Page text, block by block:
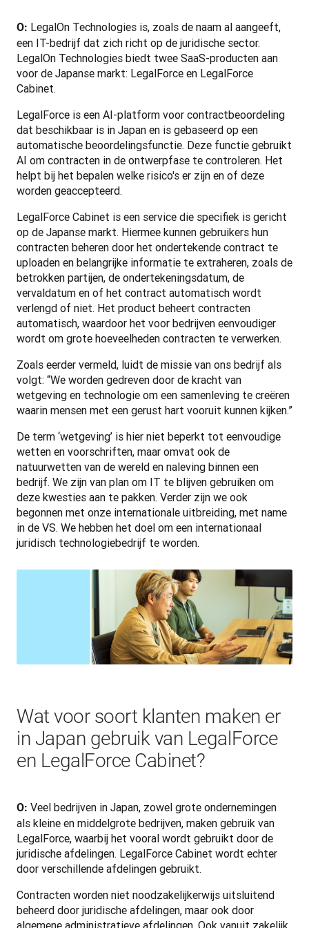
O: LegalOn Technologies is, zoals de naam al aangeeft,
een IT-bedrijf dat zich richt op de juridische sector.
LegalOn Technologies biedt twee SaaS-producten aan
voor de Japanse markt: LegalForce en LegalForce
Cabinet.
LegalForce is een AI-platform voor contractbeoordeling
dat beschikbaar is in Japan en is gebaseerd op een
automatische beoordelingsfunctie. Deze functie gebruikt
AI om contracten in de ontwerpfase te controleren. Het
helpt bij het bepalen welke risico's er zijn en of deze
worden geaccepteerd.
LegalForce Cabinet is een service die specifiek is gericht
op de Japanse markt. Hiermee kunnen gebruikers hun
contracten beheren door het ondertekende contract te
uploaden en belangrijke informatie te extraheren, zoals de
betrokken partijen, de ondertekeningsdatum, de
vervaldatum en of het contract automatisch wordt
verlengd of niet. Het product beheert contracten
automatisch, waardoor het voor bedrijven eenvoudiger
wordt om grote hoeveelheden contracten te verwerken.
Zoals eerder vermeld, luidt de missie van ons bedrijf als
volgt: “We worden gedreven door de kracht van
wetgeving en technologie om een samenleving te creëren
waarin mensen met een gerust hart vooruit kunnen kijken.”
De term ‘wetgeving’ is hier niet beperkt tot eenvoudige
wetten en voorschriften, maar omvat ook de
natuurwetten van de wereld en naleving binnen een
bedrijf. We zijn van plan om IT te blijven gebruiken om
deze kwesties aan te pakken. Verder zijn we ook
begonnen met onze internationale uitbreiding, met name
in de VS. We hebben het doel om een internationaal
juridisch technologiebedrijf te worden.
Wat voor soort klanten maken er
in Japan gebruik van LegalForce
en LegalForce Cabinet?
O: Veel bedrijven in Japan, zowel grote ondernemingen
als kleine en middelgrote bedrijven, maken gebruik van
LegalForce, waarbij het vooral wordt gebruikt door de
juridische afdelingen. LegalForce Cabinet wordt echter
door verschillende afdelingen gebruikt.
Contracten worden niet noodzakelijkerwijs uitsluitend
beheerd door juridische afdelingen, maar ook door